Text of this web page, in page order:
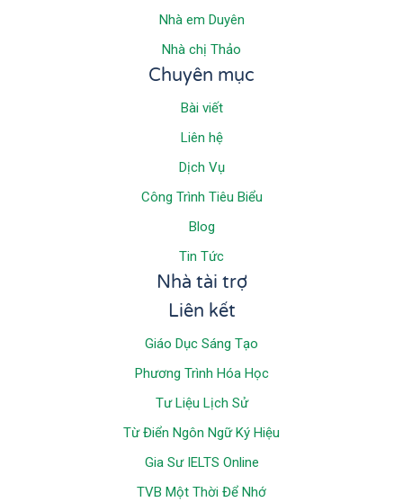
Nhà em Duyên
Nhà chị Thảo
Chuyên mục
Bài viết
Liên hệ
Dịch Vụ
Công Trình Tiêu Biểu
Blog
Tin Tức
Nhà tài trợ
Liên kết
Giáo Dục Sáng Tạo
Phương Trình Hóa Học
Tư Liệu Lịch Sử
Từ Điển Ngôn Ngữ Ký Hiệu
Gia Sư IELTS Online
TVB Một Thời Để Nhớ